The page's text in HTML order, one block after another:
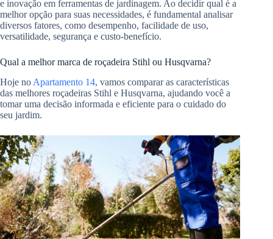
e inovação em ferramentas de jardinagem. Ao decidir qual é a
melhor opção para suas necessidades, é fundamental analisar
diversos fatores, como desempenho, facilidade de uso,
versatilidade, segurança e custo-benefício.
Qual a melhor marca de roçadeira Stihl ou Husqvarna?
Hoje no Apartamento 14, vamos comparar as características
das melhores roçadeiras Stihl e Husqvarna, ajudando você a
tomar uma decisão informada e eficiente para o cuidado do
seu jardim.